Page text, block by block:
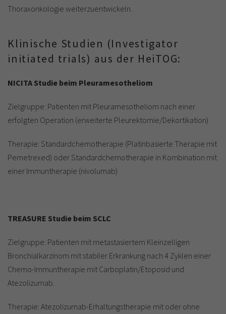
Thoraxonkologie weiterzuentwickeln.
Klinische Studien (Investigator
initiated trials) aus der HeiTOG:
NICITA Studie beim Pleuramesotheliom
Zielgruppe: Patienten mit Pleuramesotheliom nach einer
erfolgten Operation (erweiterte Pleurektomie/Dekortikation)
Therapie: Standardchemotherapie (Platinbasierte Therapie mit
Pemetrexed) oder Standardchemotherapie in Kombination mit
einer Immuntherapie (nivolumab)
TREASURE Studie beim SCLC
Zielgruppe: Patienten mit metastasiertem Kleinzelligen
Bronchialkarzinom mit stabiler Erkrankung nach 4 Zyklen einer
Chemo-Immuntherapie mit Carboplatin/Etoposid und
Atezolizumab.
Therapie: Atezolizumab-Erhaltungstherapie mit oder ohne